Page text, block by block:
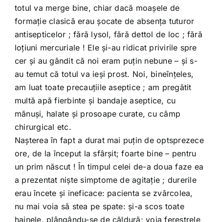
totul va merge bine, chiar dacă moaşele de
formaţie clasică erau şocate de absenţa tuturor
antisepticelor ; fără lysol, fără dettol de loc ; fără
loţiuni mercuriale ! Ele şi-au ridicat privirile spre
cer şi au gândit că noi eram puţin nebune – şi s-
au temut că totul va ieşi prost. Noi, bineînţeles,
am luat toate precauţiile aseptice ; am pregătit
multă apă fierbinte şi bandaje aseptice, cu
mănuşi, halate şi prosoape curate, cu câmp
chirurgical etc.
Naşterea în fapt a durat mai puţin de optsprezece
ore, de la început la sfârşit; foarte bine – pentru
un prim născut ! În timpul celei de-a doua faze ea
a prezentat nişte simptome de agitaţie ; durerile
erau încete şi ineficace: pacienta se zvârcolea,
nu mai voia să stea pe spate: şi-a scos toate
hainele, plângându-se de căldură; voia ferestrele